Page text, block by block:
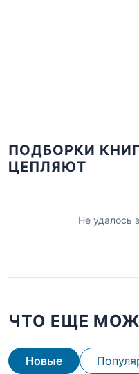
ПОДБОРКИ
ЦЕПЛЯЮТ
Не удалось
ЧТО ЕЩЕ
Новые